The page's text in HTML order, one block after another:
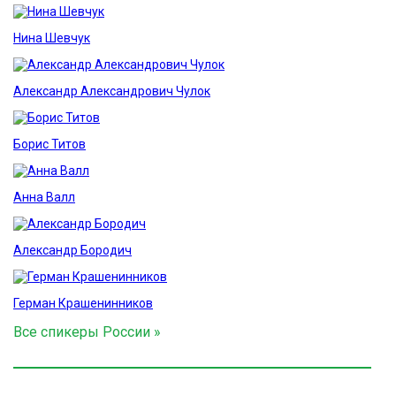
Нина Шевчук
Александр Александрович Чулок
Борис Титов
Анна Валл
Александр Бородич
Герман Крашенинников
Все спикеры России »